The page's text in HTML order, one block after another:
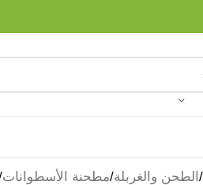
الطحن والغربلة مطحنة الأسطوانات